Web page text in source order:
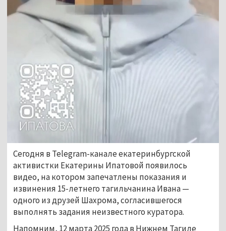
Сегодня в Telegram-канале екатеринбургской
активистки Екатерины Ипатовой появилось
видео, на котором запечатлены показания и
извинения 15-летнего тагильчанина Ивана —
одного из друзей Шахрома, согласившегося
выполнять задания неизвестного куратора.